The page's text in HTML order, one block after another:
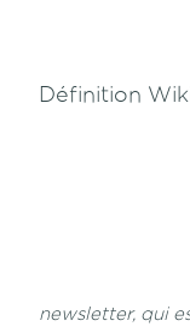
Définition
newsletter, qui